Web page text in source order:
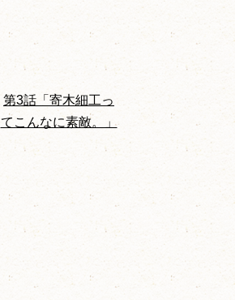
第3話「寄木細工っ
てこんなに素敵。」